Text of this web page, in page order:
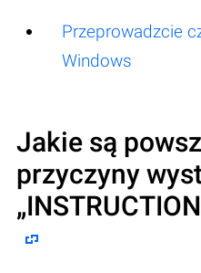
Przeprowadzcie
Windows
Jakie są
przyczyny
„